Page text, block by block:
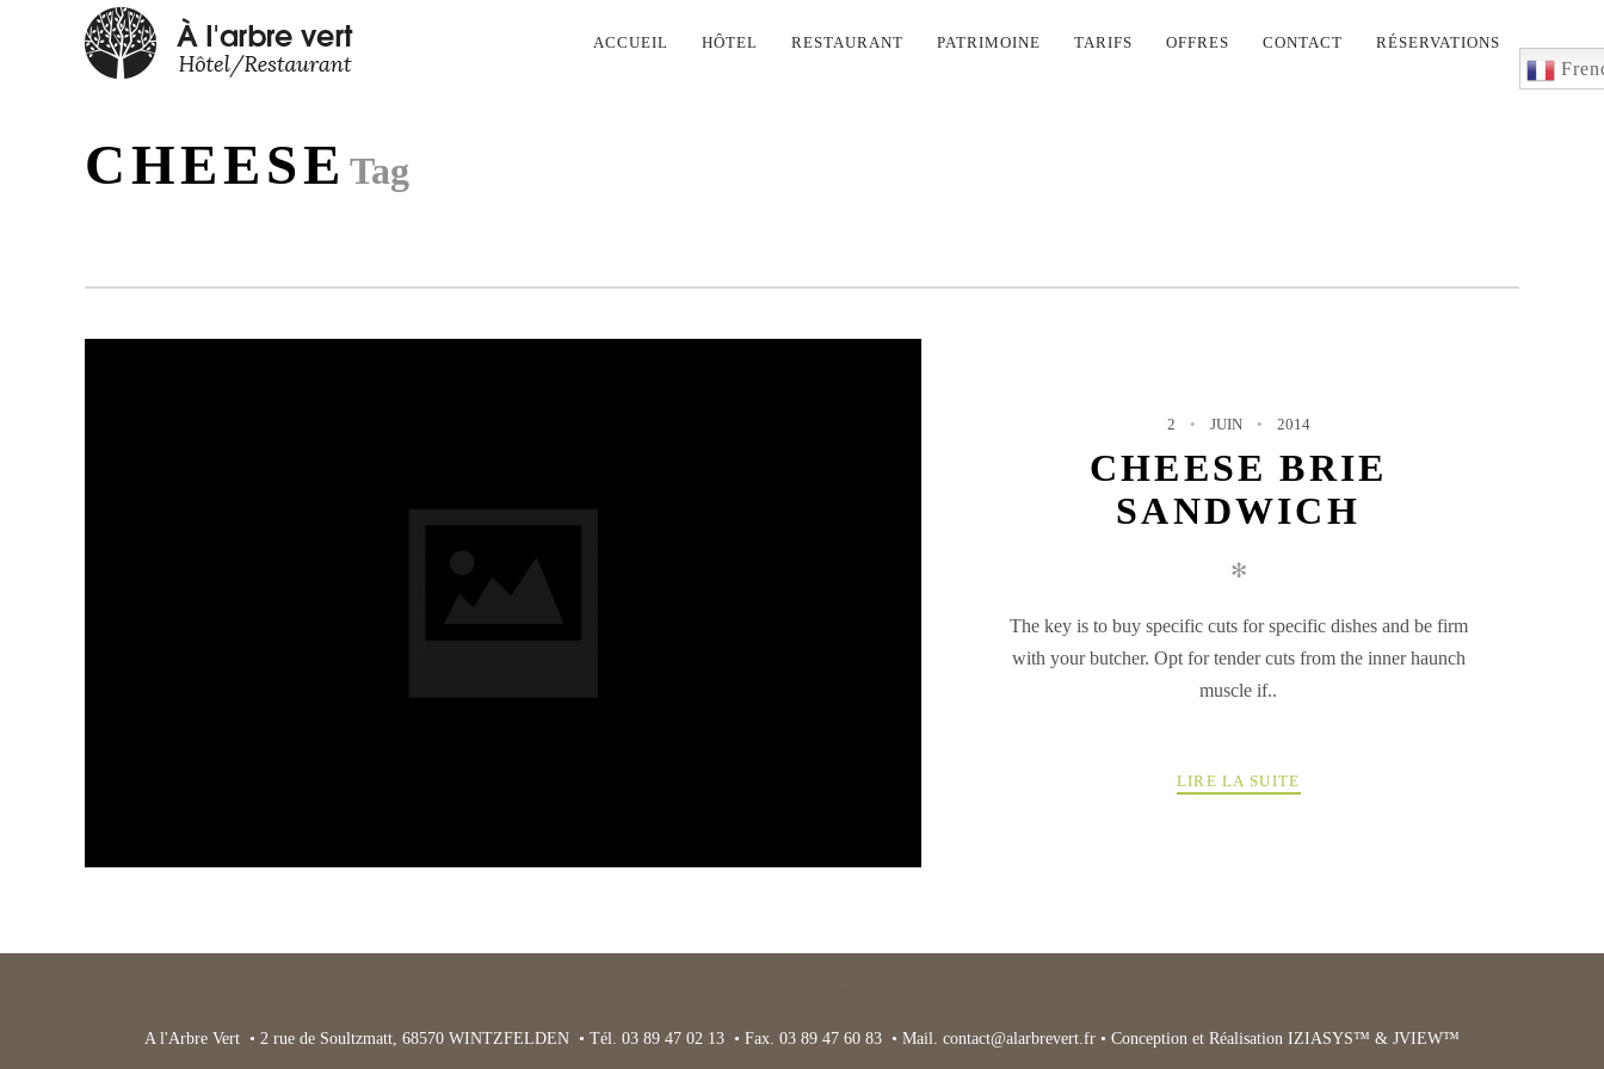
PRIMARY
ACCUEIL HÔTEL RESTAURANT PATRIMOINE TARIFS OFFRES CONTACT RÉSERVATIONS
CHEESE Tag
2 JUIN 2014
CHEESE BRIE
SANDWICH
✻
The key is to buy specific cuts for specific dishes and be firm
with your butcher. Opt for tender cuts from the inner haunch
muscle if..
LIRE LA SUITE
A l'Arbre Vert • 2 rue de Soultzmatt, 68570 WINTZFELDEN • Tél. 03 89 47 02 13 • Fax. 03 89 47 60 83 • Mail. contact@alarbrevert.fr • Conception et Réalisation IZIASYS™ & JVIEW™